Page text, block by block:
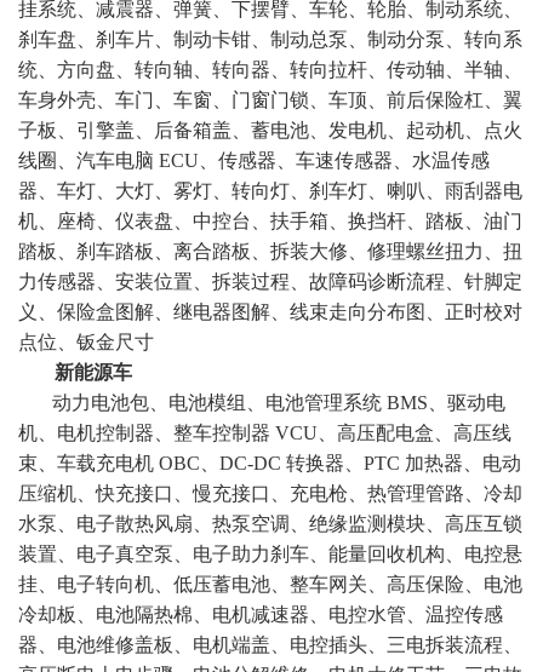
挂系统、减震器、弹簧、下摆臂、车轮、轮胎、制动系统、
刹车盘、刹车片、制动卡钳、制动总泵、制动分泵、转向系
统、方向盘、转向轴、转向器、转向拉杆、传动轴、半轴、
车身外壳、车门、车窗、门窗门锁、车顶、前后保险杠、翼
子板、引擎盖、后备箱盖、蓄电池、发电机、起动机、点火
线圈、汽车电脑 ECU、传感器、车速传感器、水温传感
器、车灯、大灯、雾灯、转向灯、刹车灯、喇叭、雨刮器电
机、座椅、仪表盘、中控台、扶手箱、换挡杆、踏板、油门
踏板、刹车踏板、离合踏板、拆装大修、修理螺丝扭力、扭
力传感器、安装位置、拆装过程、故障码诊断流程、针脚定
义、保险盒图解、继电器图解、线束走向分布图、正时校对
点位、钣金尺寸
新能源车
动力电池包、电池模组、电池管理系统 BMS、驱动电
机、电机控制器、整车控制器 VCU、高压配电盒、高压线
束、车载充电机 OBC、DC-DC 转换器、PTC 加热器、电动
压缩机、快充接口、慢充接口、充电枪、热管理管路、冷却
水泵、电子散热风扇、热泵空调、绝缘监测模块、高压互锁
装置、电子真空泵、电子助力刹车、能量回收机构、电控悬
挂、电子转向机、低压蓄电池、整车网关、高压保险、电池
冷却板、电池隔热棉、电机减速器、电控水管、温控传感
器、电池维修盖板、电机端盖、电控插头、三电拆装流程、